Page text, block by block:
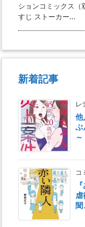
ションコミックス（
すじ ストーカー...
新着記事
レ
他
ぶ
～
コ
聞